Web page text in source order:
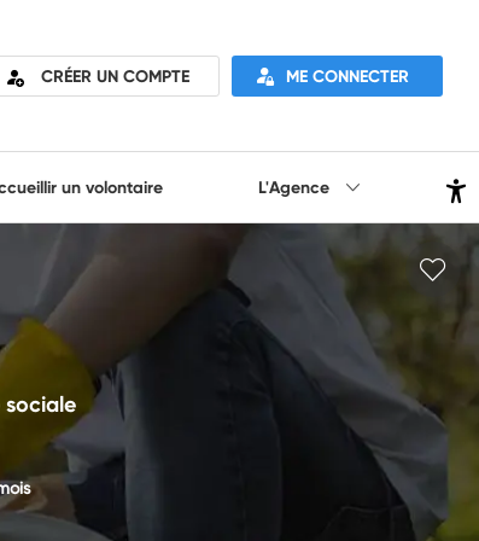
CRÉER UN COMPTE ME CONNECTER
un volontaire L'Agence
sociale